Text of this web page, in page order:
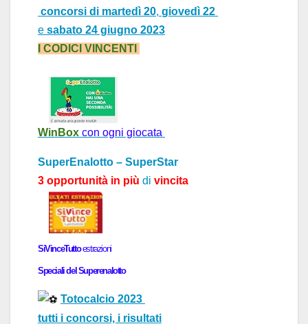
concorsi di martedì 20, giovedì 22
e sabato 24 giugno 2023
I CODICI VINCENTI
WinBox con ogni giocata
SuperEnalotto – SuperStar
3 opportunità in più di vincita
SiVinceTuttoestrazioni
Speciali del Superenalotto
Totocalcio 2023
tutti i concorsi, i risultati